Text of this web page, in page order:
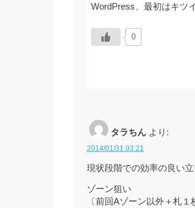
WordPress、最初はキツ
0
タラちん より:
2014/01/31 03:21
現状段階での効率の良い立
ゾーン狙い
〔前回Aゾーン以外＋札１